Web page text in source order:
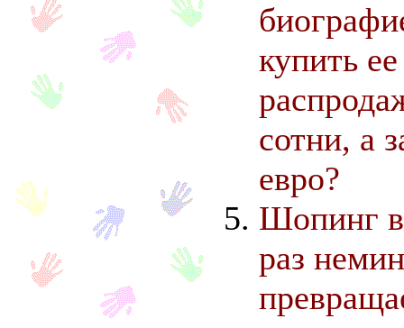
купить
сотни, а
евро?
Шопинг
раз